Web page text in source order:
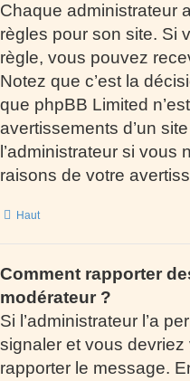
Chaque administrateur
règles pour son site. Si
règle, vous pouvez
Notez que c’est la
que phpBB Limited
avertissements d’un
l’administrateur si
raisons de votre
Haut
Comment rapporter
modérateur ?
Si l’administrateur l’a
signaler et vous
rapporter le message.